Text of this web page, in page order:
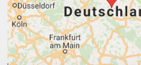
Route